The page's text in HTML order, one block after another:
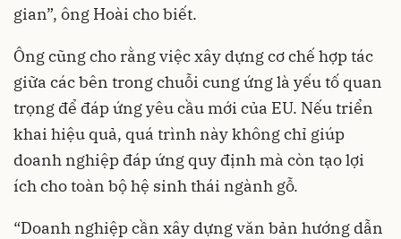
gian”, ông Hoài cho biết.
Ông cũng cho rằng việc xây dựng cơ chế hợp tác
giữa các bên trong chuỗi cung ứng là yếu tố quan
trọng để đáp ứng yêu cầu mới của EU. Nếu triển
khai hiệu quả, quá trình này không chỉ giúp
doanh nghiệp đáp ứng quy định mà còn tạo lợi
ích cho toàn bộ hệ sinh thái ngành gỗ.
“Doanh nghiệp cần xây dựng văn bản hướng dẫn